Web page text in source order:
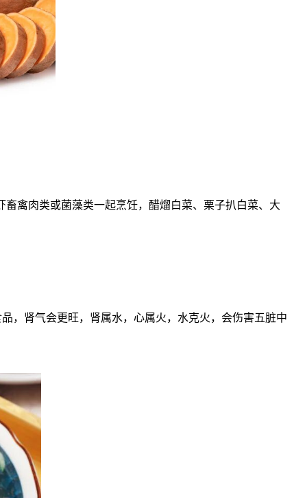
禽肉类或菌藻类一起烹饪，醋熘白菜、栗子扒白菜、大
，肾气会更旺，肾属水，心属火，水克火，会伤害五脏中